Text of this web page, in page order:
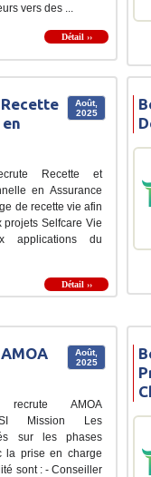
vers des ...
Détail ››
Août,
2025
Recette et
en Assurance
de recette vie afin
Selfcare Vie
applications du
Détail ››
Août,
2025
AMOA
SI Mission Les
sur les phases
la prise en charge
sont : - Conseiller